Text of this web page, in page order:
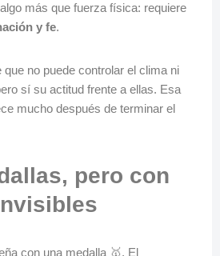
más que fuerza física: requiere
y fe.
que no puede controlar el clima ni
sí su actitud frente a ellas. Esa
mucho después de terminar el
pero con
con una medalla 🥇. El